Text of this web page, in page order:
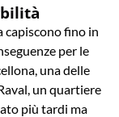
capiscono fino in
per le
una delle
un quartiere
più tardi ma